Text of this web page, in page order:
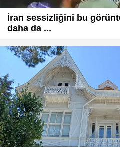
İran sessizliğini bu
daha da ...